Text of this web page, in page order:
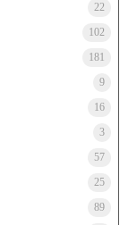
22
102
181
9
16
3
57
25
89